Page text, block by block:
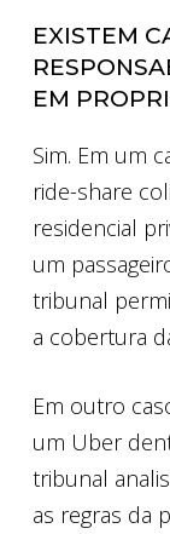
EXISTEM
EM
Sim. Em um
ride-share
residencial
um
tribunal
a cobertura
Em outro
um Uber
tribunal
as regras da